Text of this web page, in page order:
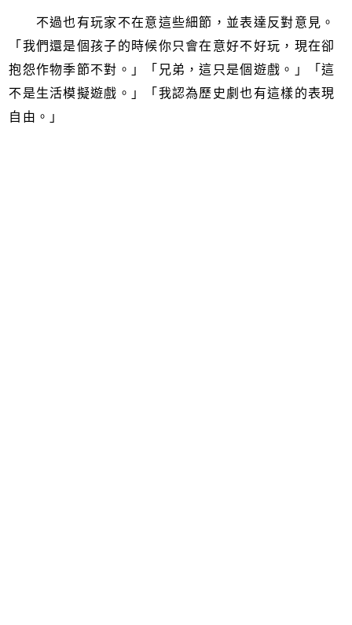
不過也有玩家不在意這些細節，並表達反對意見。
「我們還是個孩子的時候你只會在意好不好玩，現在卻
抱怨作物季節不對。」「兄弟，這只是個遊戲。」「這
不是生活模擬遊戲。」「我認為歷史劇也有這樣的表現
自由。」